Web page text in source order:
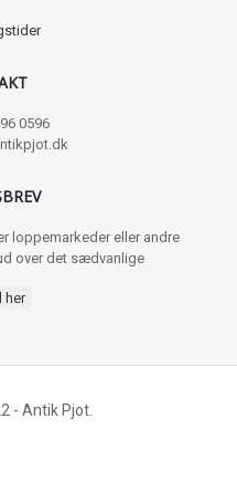
0596
loppemarkeder eller andre
over det sædvanlige
her
- Antik Pjot.